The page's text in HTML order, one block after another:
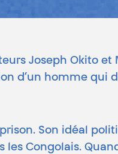
Joseph Okito et
d’un homme qui
Son idéal
Congolais.